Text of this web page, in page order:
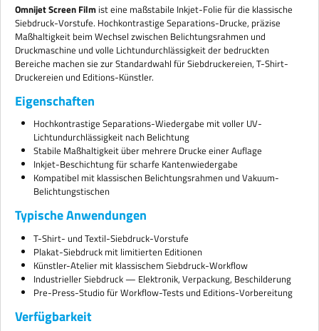
Omnijet Screen Film ist eine maßstabile Inkjet-Folie für die klassische
Siebdruck-Vorstufe. Hochkontrastige Separations-Drucke, präzise
Maßhaltigkeit beim Wechsel zwischen Belichtungsrahmen und
Druckmaschine und volle Lichtundurchlässigkeit der bedruckten
Bereiche machen sie zur Standardwahl für Siebdruckereien, T-Shirt-
Druckereien und Editions-Künstler.
Eigenschaften
Hochkontrastige Separations-Wiedergabe mit voller UV-
Lichtundurchlässigkeit nach Belichtung
Stabile Maßhaltigkeit über mehrere Drucke einer Auflage
Inkjet-Beschichtung für scharfe Kantenwiedergabe
Kompatibel mit klassischen Belichtungsrahmen und Vakuum-
Belichtungstischen
Typische Anwendungen
T-Shirt- und Textil-Siebdruck-Vorstufe
Plakat-Siebdruck mit limitierten Editionen
Künstler-Atelier mit klassischem Siebdruck-Workflow
Industrieller Siebdruck — Elektronik, Verpackung, Beschilderung
Pre-Press-Studio für Workflow-Tests und Editions-Vorbereitung
Verfügbarkeit